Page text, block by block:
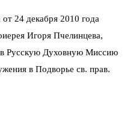
24 декабря 2010 года
Игоря Пчелинцева,
в Русскую Духовную Миссию
в Подворье св. прав.